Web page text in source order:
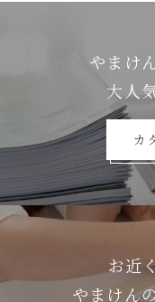
やまけ
⼤⼈
カ
お近
やまけん